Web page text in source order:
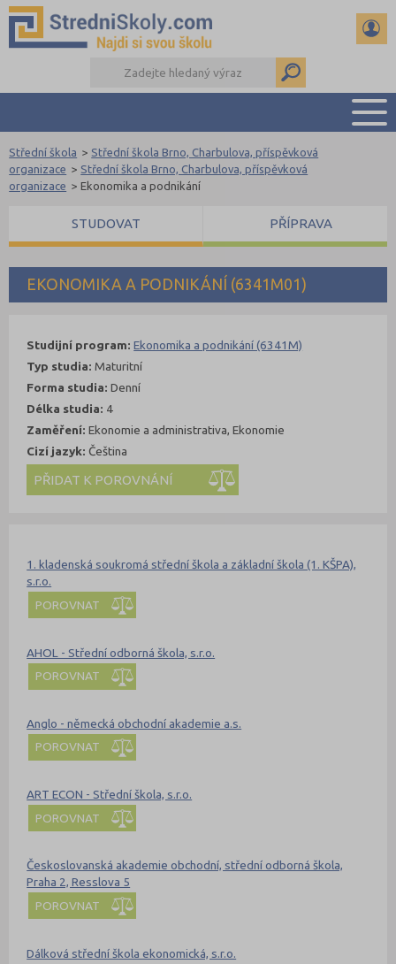
PŘEHLED ŠKOL
PŘÍPRAVA NA PŘIJÍMAČKY
DŮLEŽITÉ TERMÍNY
REFERÁTY A SEMINÁRKY
DALŠÍ DRUHY ŠKOL
EKONOMIKA A PODNIKÁNÍ (6341M01)
Střední škola > Střední škola Brno, Charbulova, příspěvková
organizace > Střední škola Brno, Charbulova, příspěvková
organizace > Ekonomika a podnikání
Studijní program:Ekonomika a podnikání (6341M)
Typ studia:Maturitní
Forma studia:Denní
Délka studia: 4
Zaměření:Ekonomie a administrativa, Ekonomie
Cizí jazyk:Čeština
STUDOVAT PŘÍPRAVA
1. kladenská soukromá střední škola a základní škola (1. KŠPA),
s.r.o.
POROVNAT
AHOL - Střední odborná škola, s.r.o.
POROVNAT
Anglo - německá obchodní akademie a.s.
POROVNAT
ART ECON - Střední škola, s.r.o.
POROVNAT
Českoslovanská akademie obchodní, střední odborná škola,
Praha 2, Resslova 5
POROVNAT
Dálková střední škola ekonomická, s.r.o.